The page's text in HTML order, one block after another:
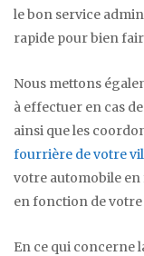
le bon service
rapide pour bien
Nous mettons
à effectuer en cas
ainsi que les
fourrière de votre
votre automobile
en fonction de votre
En ce qui concerne